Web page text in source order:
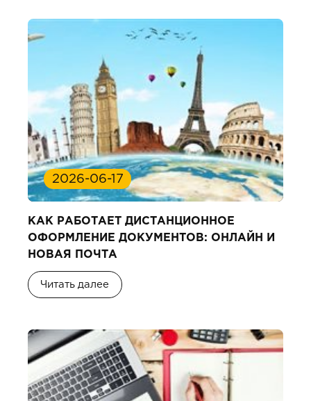
2026-06-17
КАК РАБОТАЕТ ДИСТАНЦИОННОЕ
ОФОРМЛЕНИЕ ДОКУМЕНТОВ: ОНЛАЙН И
НОВАЯ ПОЧТА
Читать далее